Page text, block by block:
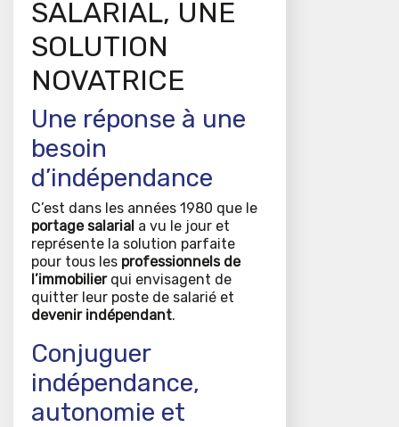
SALARIAL, UNE
SOLUTION
NOVATRICE
Une réponse à une
besoin
d’indépendance
C’est dans les années 1980 que le
portage salarial a vu le jour et
représente la solution parfaite
pour tous les professionnels de
l’immobilierqui envisagent de
quitter leur poste de salarié et
devenir indépendant.
Conjuguer
indépendance,
autonomie et